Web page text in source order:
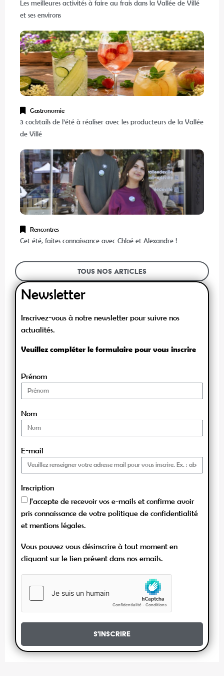
Les meilleures activités à faire au frais dans la Vallée de Villé
et ses environs
Gastronomie
3 cocktails de l’été à réaliser avec les producteurs de la Vallée
de Villé
Rencontres
Cet été, faites connaissance avec Chloé et Alexandre !
Tous nos articles
Newsletter
Inscrivez-vous à notre newsletter pour suivre nos
actualités.
Veuillez compléter le formulaire pour vous inscrire
Prénom
Nom
E-mail
Inscription
J'accepte de recevoir vos e-mails et confirme avoir
pris connaissance de votre politique de confidentialité
et mentions légales.
Vous pouvez vous désinscrire à tout moment en
cliquant sur le lien présent dans nos emails.
S'inscrire